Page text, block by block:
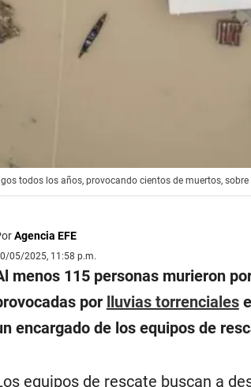
todos los años, provocando cientos de muertos,
Agencia EFE
05/2025, 11:58 p.m.
menos 115 personas murieron
por lluvias torrenciales
encargado de los equipos de
equipos de rescate buscan a